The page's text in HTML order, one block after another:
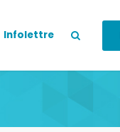
Infolettre